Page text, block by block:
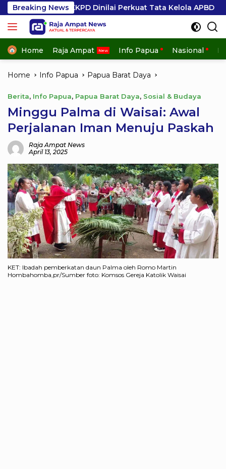
Skip
to
content
Breaking News
Dinilai Perkuat Tata Kelola APBD Dilibatkan
Home Raja Ampat Info Papua Nasional
Home Info Papua Papua Barat Daya
Berita, Info Papua, Papua Barat Daya, Sosial & Budaya
Minggu Palma di Waisai: Awal
Perjalanan Iman Menuju Paskah
Raja Ampat News
April 13, 2025
KET: Ibadah pemberkatan daun Palma oleh Romo Martin
Hombahomba,pr/Sumber foto: Komsos Gereja Katolik Waisai